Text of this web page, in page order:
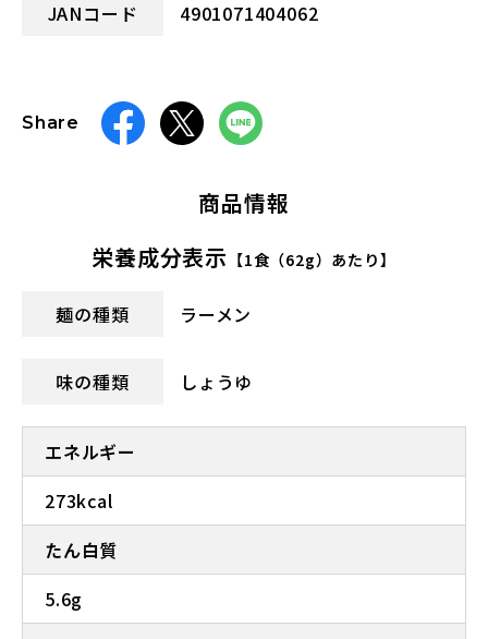
JANコード 4901071404062
Share
商品情報
栄養成分表示 【1食（62g）あたり】
麺の種類 ラーメン
味の種類 しょうゆ
エネルギー
273kcal
たん白質
5.6g